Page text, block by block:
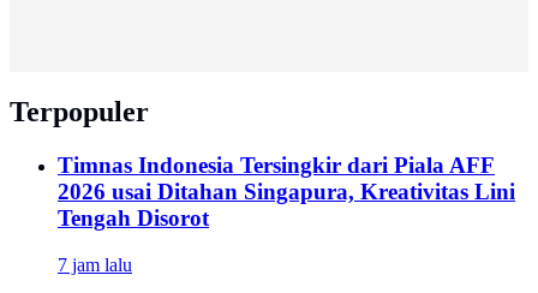
Terpopuler
Timnas Indonesia Tersingkir dari Piala AFF
2026 usai Ditahan Singapura, Kreativitas Lini
Tengah Disorot
7 jam lalu